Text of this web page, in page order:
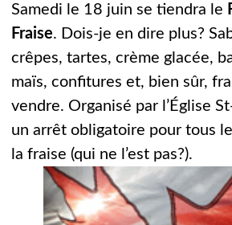
Samedi le 18 juin se tiendra le
Fraise. Dois-je en dire plus?
crêpes, tartes, crème glacée,
maïs, confitures et, bien sûr,
vendre. Organisé par l’Église
un arrêt obligatoire pour tous
la fraise (qui ne l’est pas?).